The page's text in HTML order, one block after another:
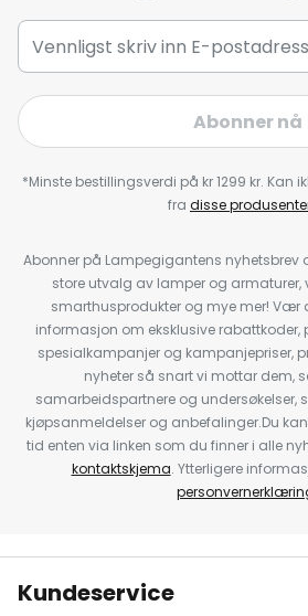
Abonner nå
*Minste bestillingsverdi på kr 1299 kr. Kan
fra disse
Abonner på Lampegigantens
store utvalg av lamper og armaturer,
smarthusprodukter og mye mer! Vær
informasjon om eksklusive rabattkoder,
spesialkampanjer og kampanjepriser,
nyheter så snart vi mottar dem,
samarbeidspartnere og undersøkelser,
kjøpsanmeldelser og anbefalinger.Du
tid enten via linken som du finner i alle
kontaktskjema. Ytterligere
Kundeservice